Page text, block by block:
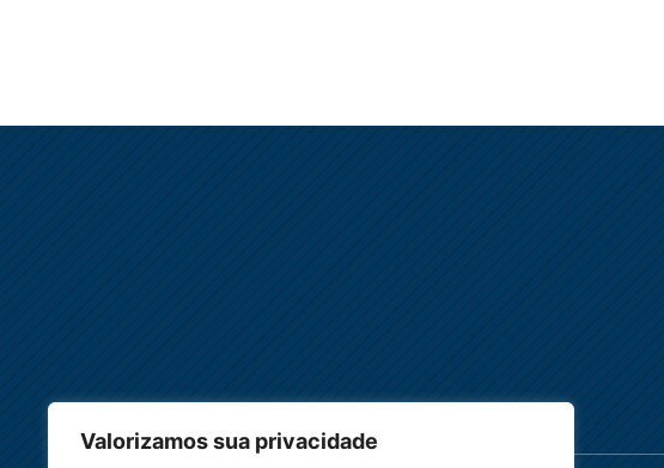
Valorizamos sua privacidade